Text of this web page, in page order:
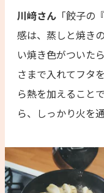
川﨑さん 「餃子の
感は、蒸しと焼き
い焼き色がついた
さまで入れてフタ
ら熱を加えること
ら、しっかり火を